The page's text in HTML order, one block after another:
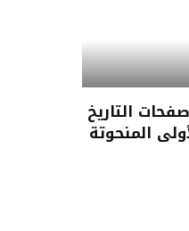
التاريخ
المنحوتة